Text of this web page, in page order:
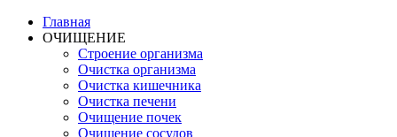
Главная
ОЧИЩЕНИЕ
Строение организма
Очистка организма
Очистка кишечника
Очистка печени
Очищение почек
Очищение сосудов